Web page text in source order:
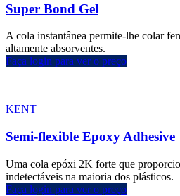
Super Bond Gel
A cola instantânea permite-lhe colar
altamente absorventes.
Faça login para ver o preço
KENT
Semi-flexible Epoxy Adhesive
Uma cola epóxi 2K forte que
indetectáveis na maioria dos plásticos.
Faça login para ver o preço